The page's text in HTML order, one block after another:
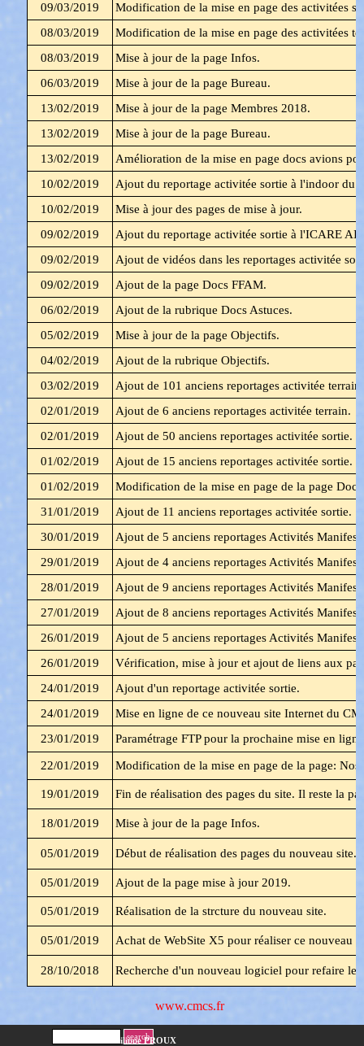
09/03/2019
Modification de la mise en page des activitées
08/03/2019
Modification de la mise en page des activitées
08/03/2019
Mise à jour de la page Infos.
06/03/2019
Mise à jour de la page Bureau.
13/02/2019
Mise à jour de la page Membres 2018.
13/02/2019
Mise à jour de la page Bureau.
13/02/2019
Amélioration de la mise en page docs avions
10/02/2019
Ajout du reportage activitée sortie à l'indoor du
10/02/2019
Mise à jour des pages de mise à jour.
09/02/2019
Ajout du reportage activitée sortie à l'ICARE
09/02/2019
Ajout de vidéos dans les reportages activitée
09/02/2019
Ajout de la page Docs FFAM.
06/02/2019
Ajout de la rubrique Docs Astuces.
05/02/2019
Mise à jour de la page Objectifs.
04/02/2019
Ajout de la rubrique Objectifs.
03/02/2019
Ajout de 101 anciens reportages activitée terrain
02/01/2019
Ajout de 6 anciens reportages activitée terrain.
02/01/2019
Ajout de 50 anciens reportages activitée sortie.
01/02/2019
Ajout de 15 anciens reportages activitée sortie.
01/02/2019
Modification de la mise en page de la page
31/01/2019
Ajout de 11 anciens reportages activitée sortie.
30/01/2019
Ajout de 5 anciens reportages Activités
29/01/2019
Ajout de 4 anciens reportages Activités
28/01/2019
Ajout de 9 anciens reportages Activités
27/01/2019
Ajout de 8 anciens reportages Activités
26/01/2019
Ajout de 5 anciens reportages Activités
26/01/2019
Vérification, mise à jour et ajout de liens aux
24/01/2019
Ajout d'un reportage activitée sortie.
24/01/2019
Mise en ligne de ce nouveau site Internet du
23/01/2019
Paramétrage FTP pour la prochaine mise en
22/01/2019 Modification de la mise en page de la page: Nos
19/01/2019 Fin de réalisation des pages du site. Il reste la
18/01/2019 Mise à jour de la page Infos.
05/01/2019 Début de réalisation des pages du nouveau site.
05/01/2019 Ajout de la page mise à jour 2019.
05/01/2019 Réalisation de la strcture du nouveau site.
05/01/2019 Achat de WebSite X5 pour réaliser ce nouveau
28/10/2018 Recherche d'un nouveau logiciel pour refaire le
www.cmcs.fr
Site crée par Philippe PROUX
search